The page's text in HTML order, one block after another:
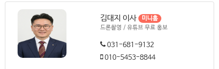
김대지 이사 미니홈
드론촬영 / 유튜브 무료 홍보
031-681-9132
010-5453-8844